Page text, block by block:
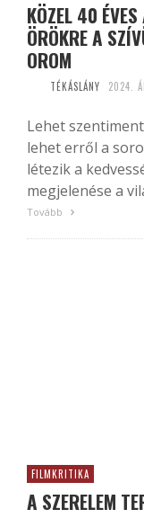
KÖZEL 40
ÖRÖKRE A
OROM
TÉKÁSLÁNY 2024.
Lehet
lehet erről a
létezik a
megjelenése a
Tovább
FILMKRITIKA
A SZERELEM